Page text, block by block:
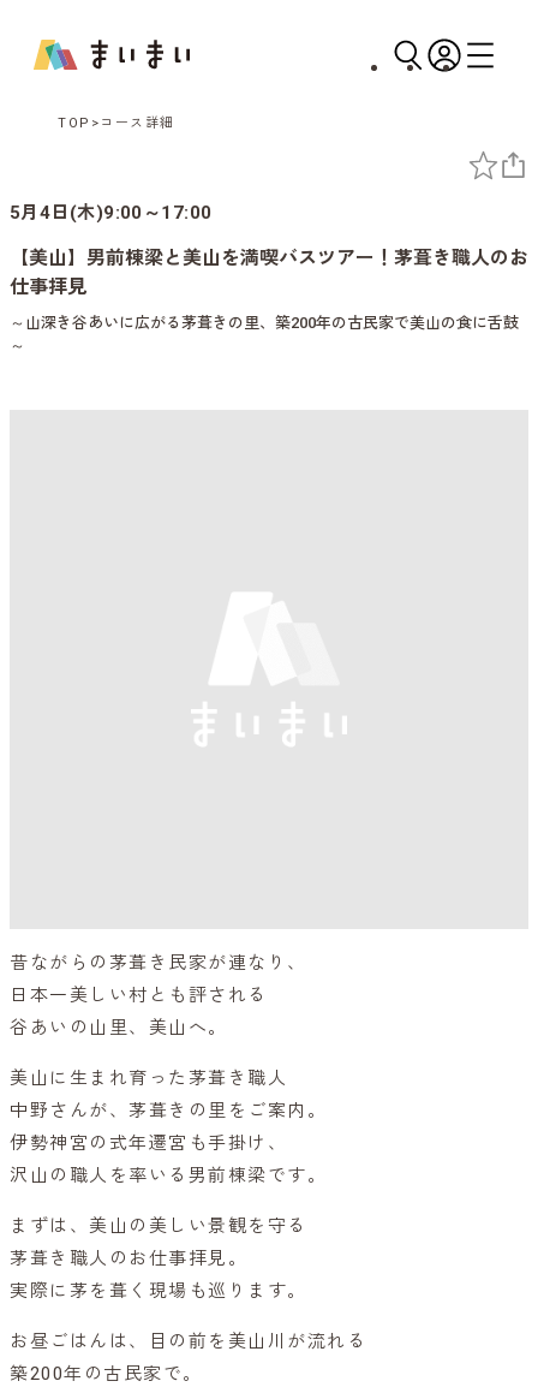
TOP コース詳細
5月4日(木)9:00～17:00
【美山】男前棟梁と美山を満喫バスツアー！茅葺き職人のお
仕事拝見
～山深き谷あいに広がる茅葺きの里、築200年の古民家で美山の食に舌鼓
～
昔ながらの茅葺き民家が連なり、
日本一美しい村とも評される
谷あいの山里、美山へ。
美山に生まれ育った茅葺き職人
中野さんが、茅葺きの里をご案内。
伊勢神宮の式年遷宮も手掛け、
沢山の職人を率いる男前棟梁です。
まずは、美山の美しい景観を守る
茅葺き職人のお仕事拝見。
実際に茅を葺く現場も巡ります。
お昼ごはんは、目の前を美山川が流れる
築200年の古民家で。